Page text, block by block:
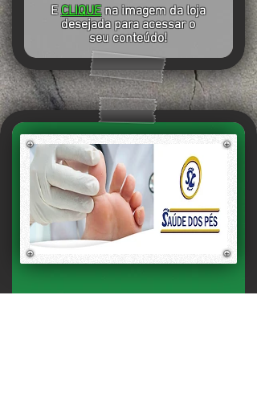
ECLIQUE na imagem da loja
desejada para acessar o
seu conteúdo!